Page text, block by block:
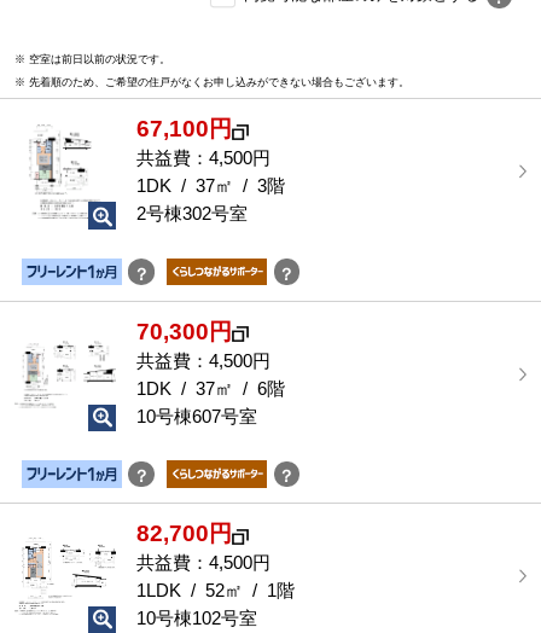
な
屋
を
選
す
※ 空室は前日以前の状況です。
※ 先着順のため、ご希望の住戸がなくお申し込みができない場合もございます。
67,100円
共益費：4,500円
1DK / 37㎡ / 3階
2号棟302号室
？ ？
70,300円
共益費：4,500円
1DK / 37㎡ / 6階
10号棟607号室
？ ？
82,700円
共益費：4,500円
1LDK / 52㎡ / 1階
10号棟102号室